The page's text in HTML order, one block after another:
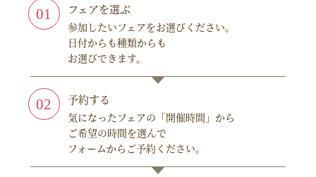
フェアを選ぶ
参加したいフェアをお選びください。
日付からも種類からも
お選びできます。
予約する
気になったフェアの「開催時間」から
ご希望の時間を選んで
フォームからご予約ください。